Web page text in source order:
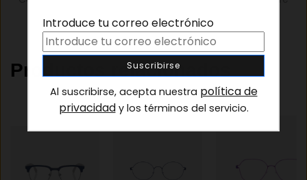
Productos relacionados
Introduce tu correo electrónico
Al suscribirse, acepta nuestra política de
privacidady los términos del servicio.